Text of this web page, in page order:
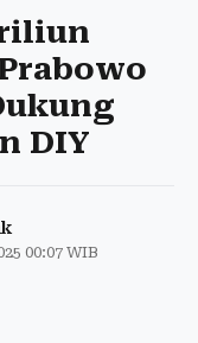
DIY
00:07 WIB